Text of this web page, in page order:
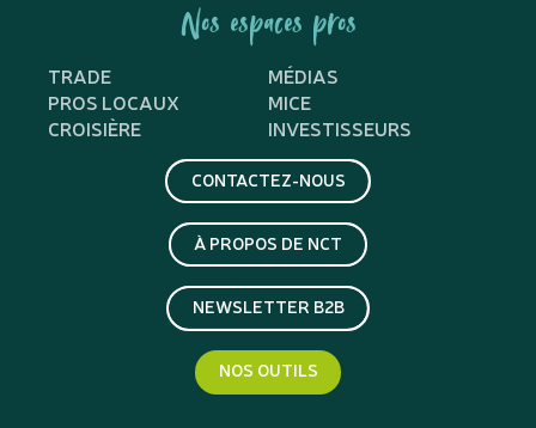
Nos espaces pros
TRADE
MÉDIAS
PROS LOCAUX
MICE
CROISIÈRE
INVESTISSEURS
CONTACTEZ-NOUS
À PROPOS DE NCT
NEWSLETTER B2B
NOS OUTILS